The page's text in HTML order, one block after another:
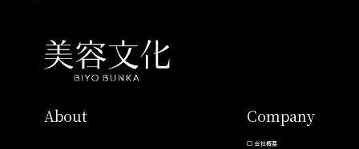
About Company
会社概要